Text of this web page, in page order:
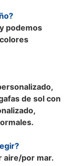
podemos
de sol con
aire/por mar.